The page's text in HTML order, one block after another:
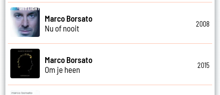
Marco Borsato
Nu of nooit
2008
Marco Borsato
Om je heen
2015